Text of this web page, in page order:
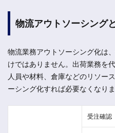
物流アウトソーシング
物流業務アウトソーシング化は
けではありません。出荷業務を
人員や材料、倉庫などのリソー
ーシング化すれば必要なくなりま
受注確認